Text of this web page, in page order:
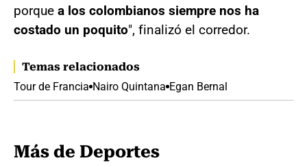
porque a los colombianos siempre nos ha
costado un poquito", finalizó el corredor.
Temas relacionados
Tour de Francia Nairo Quintana Egan Bernal
Más de Deportes